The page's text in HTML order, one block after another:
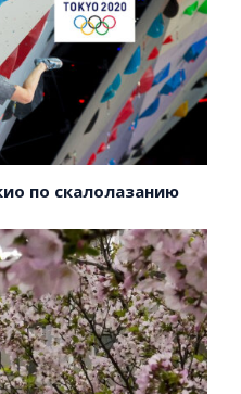
по скалолазанию